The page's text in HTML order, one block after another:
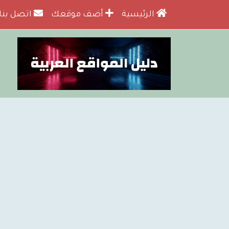
الرئيسية أضف موقعك اتصل بنا